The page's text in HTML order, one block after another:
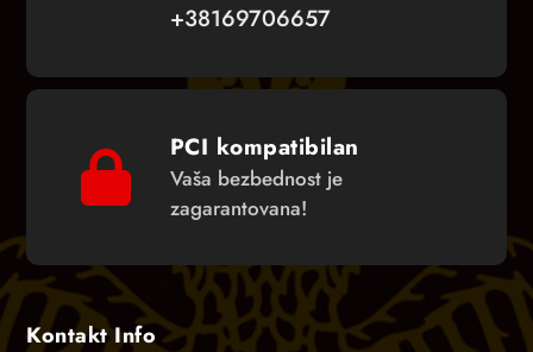
+38169706657
PCI kompatibilan
Vaša bezbednost je
zagarantovana!
Kontakt Info